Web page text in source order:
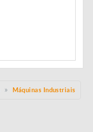
Máquinas Industriais